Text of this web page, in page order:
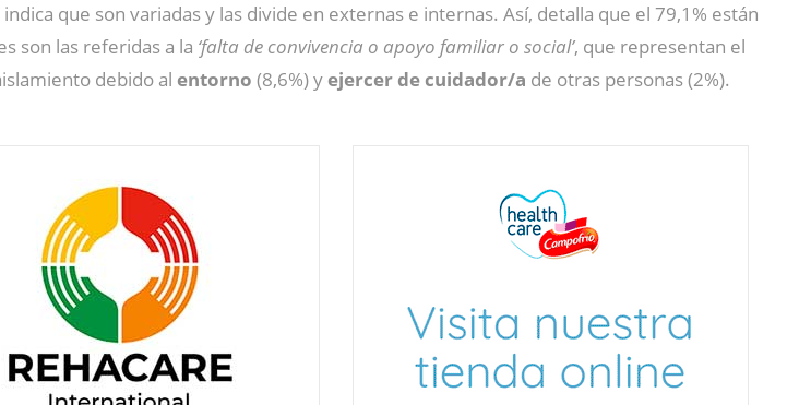
que son variadas y las divide en externas e internas. Así, detalla que el 79,1% están
son las referidas a la ‘falta de convivencia o apoyo familiar o social’, que representan el
debido al entorno (8,6%) yejercer de cuidador/a de otras personas (2%).